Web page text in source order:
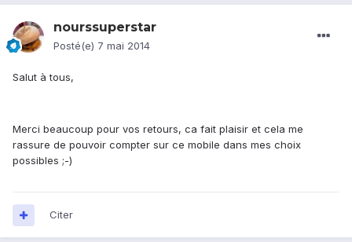
nourssuperstar
Posté(e) 7 mai 2014
Salut à tous,
Merci beaucoup pour vos retours, ca fait plaisir et cela me
rassure de pouvoir compter sur ce mobile dans mes choix
possibles ;-)
Citer